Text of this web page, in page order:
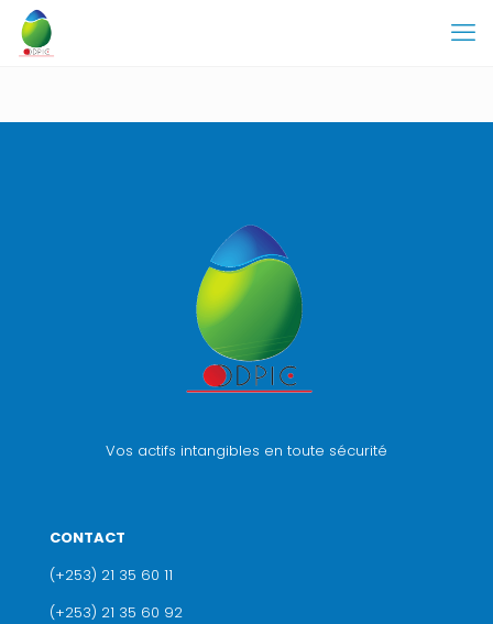
Vos actifs intangibles en toute sécurité
CONTACT
(+253) 21 35 60 11
(+253) 21 35 60 92